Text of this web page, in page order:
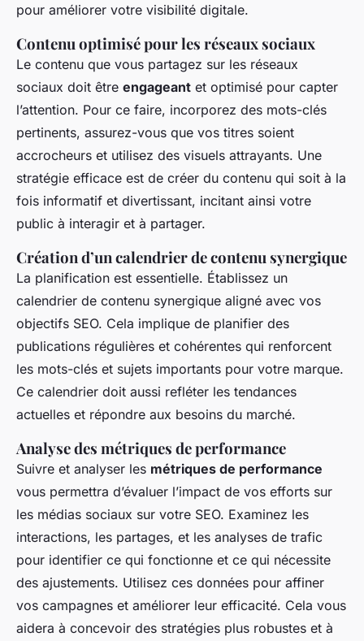
pour améliorer votre visibilité digitale.
Contenu optimisé pour les réseaux sociaux
Le contenu que vous partagez sur les réseaux
sociaux doit être engageant et optimisé pour capter
l’attention. Pour ce faire, incorporez des mots-clés
pertinents, assurez-vous que vos titres soient
accrocheurs et utilisez des visuels attrayants. Une
stratégie efficace est de créer du contenu qui soit à la
fois informatif et divertissant, incitant ainsi votre
public à interagir et à partager.
Création d’un calendrier de contenu synergique
La planification est essentielle. Établissez un
calendrier de contenu synergique aligné avec vos
objectifs SEO. Cela implique de planifier des
publications régulières et cohérentes qui renforcent
les mots-clés et sujets importants pour votre marque.
Ce calendrier doit aussi refléter les tendances
actuelles et répondre aux besoins du marché.
Analyse des métriques de performance
Suivre et analyser les métriques de performance
vous permettra d’évaluer l’impact de vos efforts sur
les médias sociaux sur votre SEO. Examinez les
interactions, les partages, et les analyses de trafic
pour identifier ce qui fonctionne et ce qui nécessite
des ajustements. Utilisez ces données pour affiner
vos campagnes et améliorer leur efficacité. Cela vous
aidera à concevoir des stratégies plus robustes et à